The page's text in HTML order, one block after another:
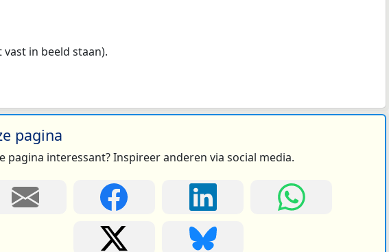
in beeld staan).
pagina
pagina interessant? Inspireer anderen via social media.